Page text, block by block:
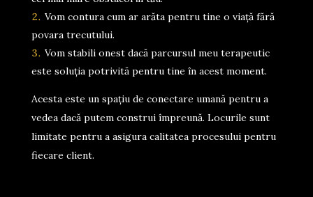
Vom contura cum ar arăta pentru tine o viață fără
povara trecutului.
Vom stabili onest dacă parcursul meu terapeutic
este soluția potrivită pentru tine în acest moment.
Acesta este un spațiu de conectare umană pentru a
vedea dacă putem construi împreună. Locurile sunt
limitate pentru a asigura calitatea procesului pentru
fiecare client.